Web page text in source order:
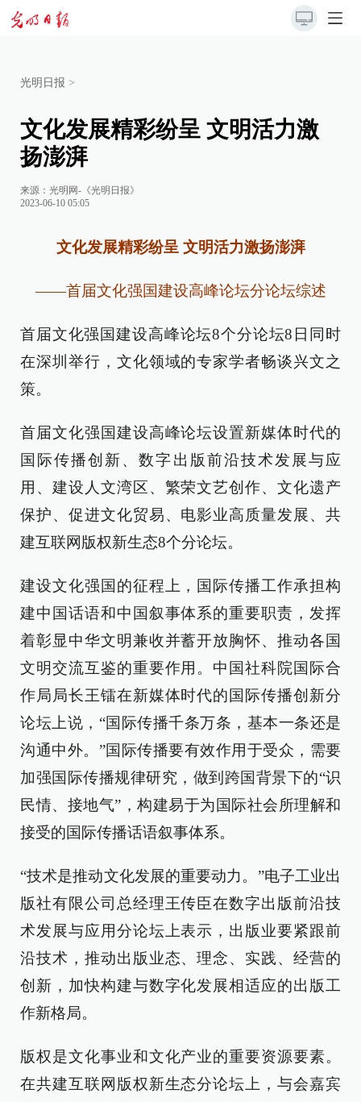
光明日报 >
文化发展精彩纷呈 文明活力激
扬澎湃
来源： 光明网-《光明日报》
2023-06-10 05:05
文化发展精彩纷呈 文明活力激扬澎湃
——首届文化强国建设高峰论坛分论坛综述
首届文化强国建设高峰论坛8个分论坛8日同时
在深圳举行，文化领域的专家学者畅谈兴文之
策。
首届文化强国建设高峰论坛设置新媒体时代的
国际传播创新、数字出版前沿技术发展与应
用、建设人文湾区、繁荣文艺创作、文化遗产
保护、促进文化贸易、电影业高质量发展、共
建互联网版权新生态8个分论坛。
建设文化强国的征程上，国际传播工作承担构
建中国话语和中国叙事体系的重要职责，发挥
着彰显中华文明兼收并蓄开放胸怀、推动各国
文明交流互鉴的重要作用。中国社科院国际合
作局局长王镭在新媒体时代的国际传播创新分
论坛上说，“国际传播千条万条，基本一条还是
沟通中外。”国际传播要有效作用于受众，需要
加强国际传播规律研究，做到跨国背景下的“识
民情、接地气”，构建易于为国际社会所理解和
接受的国际传播话语叙事体系。
“技术是推动文化发展的重要动力。”电子工业出
版社有限公司总经理王传臣在数字出版前沿技
术发展与应用分论坛上表示，出版业要紧跟前
沿技术，推动出版业态、理念、实践、经营的
创新，加快构建与数字化发展相适应的出版工
作新格局。
版权是文化事业和文化产业的重要资源要素。
在共建互联网版权新生态分论坛上，与会嘉宾